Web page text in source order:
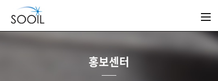
홍보센터